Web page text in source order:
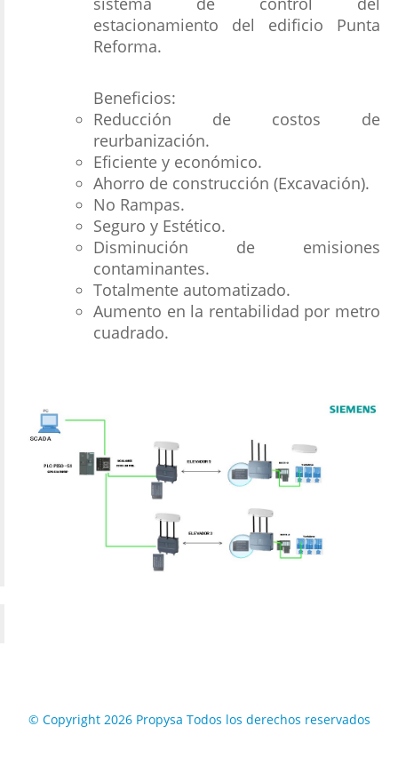
estacionamiento del edificio Punta
Reforma.
Beneficios:
Reducción de costos de
reurbanización.
Eficiente y económico.
Ahorro de construcción (Excavación).
No Rampas.
Seguro y Estético.
Disminución de emisiones
contaminantes.
Totalmente automatizado.
Aumento en la rentabilidad por metro
cuadrado.
© Copyright 2026 Propysa Todos los derechos reservados